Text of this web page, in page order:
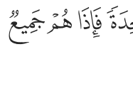
محضرون ٥٣
لَّدَيْنَا مُحْضَرُونَ ٥٣
ﳋﳌﳍ